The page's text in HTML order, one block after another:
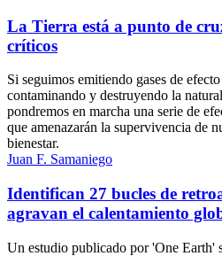
La Tierra está a punto de
críticos
Si seguimos emitiendo gases de
contaminando y destruyendo la
pondremos en marcha una serie de
que amenazarán la supervivencia de
bienestar.
Juan F. Samaniego
Identifican 27 bucles de
agravan el calentamiento
Un estudio publicado por 'One Earth'